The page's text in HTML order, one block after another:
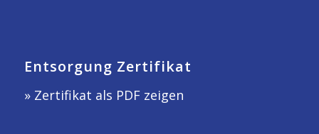
Entsorgung Zertifikat
» Zertifikat als PDF zeigen